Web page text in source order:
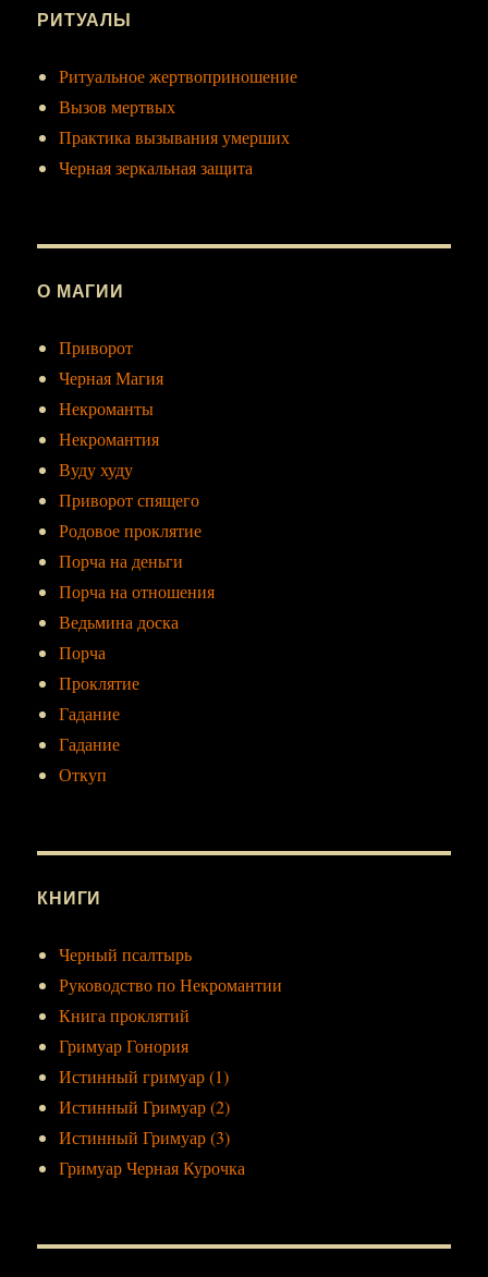
РИТУАЛЫ
Ритуальное жертвоприношение
Вызов мертвых
Практика вызывания умерших
Черная зеркальная защита
О МАГИИ
Приворот
Черная Магия
Некроманты
Некромантия
Вуду худу
Приворот спящего
Родовое проклятие
Порча на деньги
Порча на отношения
Ведьмина доска
Порча
Проклятие
Гадание
Гадание
Откуп
КНИГИ
Черный псалтырь
Руководство по Некромантии
Книга проклятий
Гримуар Гонория
Истинный гримуар (1)
Истинный Гримуар (2)
Истинный Гримуар (3)
Гримуар Черная Курочка